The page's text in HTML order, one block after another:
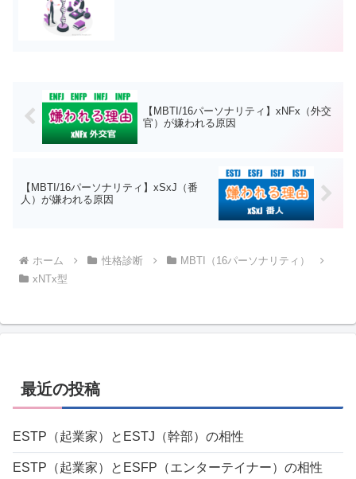
【MBTI/16パーソナリティ】xNFx（外交
官）が嫌われる原因
【MBTI/16パーソナリティ】xSxJ（番
人）が嫌われる原因
ホーム 性格診断
MBTI（16パーソナリティ）
xNTx型
最近の投稿
ESTP（起業家）とESTJ（幹部）の相性
ESTP（起業家）とESFP（エンターテイナー）の相性